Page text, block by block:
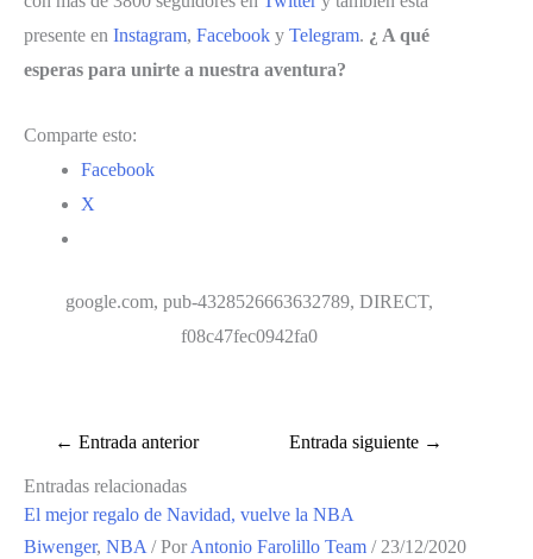
presente en Instagram, Facebook y Telegram. ¿ A qué
esperas para unirte a nuestra aventura?
Comparte esto:
Facebook
X
google.com, pub-4328526663632789, DIRECT,
f08c47fec0942fa0
← Entrada anterior Entrada siguiente →
Entradas relacionadas
El mejor regalo de Navidad, vuelve la NBA
Biwenger, NBA / Por Antonio Farolillo Team / 23/12/2020